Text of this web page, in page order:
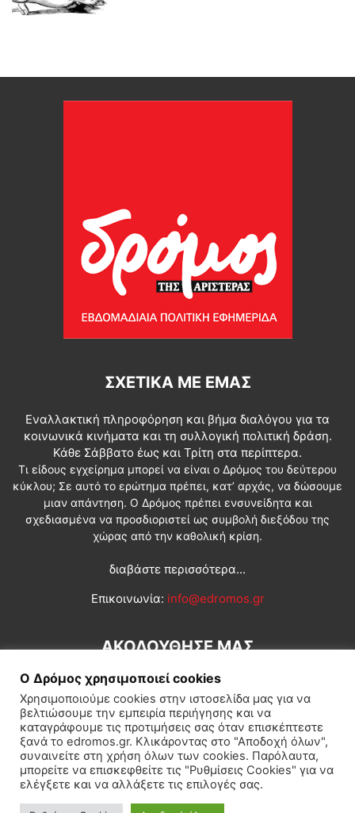
ΣΧΕΤΙΚΆ ΜΕ ΕΜΆΣ
Εναλλακτική πληροφόρηση και βήμα διαλόγου για τα
κοινωνικά κινήματα και τη συλλογική πολιτική δράση.
Κάθε Σάββατο έως και Τρίτη στα περίπτερα.
Τι είδους εγχείρημα μπορεί να είναι ο Δρόμος του δεύτερου
κύκλου; Σε αυτό το ερώτημα πρέπει, κατ’ αρχάς, να δώσουμε
μιαν απάντηση. Ο Δρόμος πρέπει ενσυνείδητα και
σχεδιασμένα να προσδιοριστεί ως συμβολή διεξόδου της
χώρας από την καθολική κρίση.
διαβάστε περισσότερα...
Επικοινωνία: info@edromos.gr
ΑΚΟΛΟΥΘΗΣΕ ΜΑΣ
Εγγραφή συνδρομητή Πολιτική Διεθνή Κοινωνία
Πολιτισμός Αφιερώματα
Ο Δρόμος χρησιμοποιεί cookies
Χρησιμοποιούμε cookies στην ιστοσελίδα μας για να
βελτιώσουμε την εμπειρία περιήγησης και να
καταγράφουμε τις προτιμήσεις σας όταν επισκέπτεστε
ξανά το edromos.gr. Κλικάροντας στο "Αποδοχή όλων",
συναινείτε στη χρήση όλων των cookies. Παρόλαυτα,
μπορείτε να επισκεφθείτε τις "Ρυθμίσεις Cookies" για να
ελέγξετε και να αλλάξετε τις επιλογές σας.